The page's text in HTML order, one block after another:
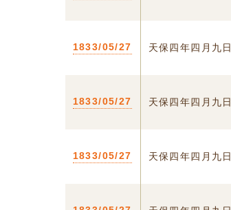
1833/05/27 天保四年四月九日
1833/05/27 天保四年四月九日
1833/05/27 天保四年四月九日